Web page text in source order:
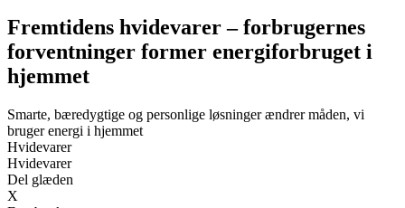
Fremtidens hvidevarer – forbrugernes
forventninger former energiforbruget i
hjemmet
Smarte, bæredygtige og personlige løsninger ændrer måden, vi
bruger energi i hjemmet
Hvidevarer
Hvidevarer
Del glæden
X